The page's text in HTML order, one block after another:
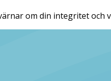
om din integritet